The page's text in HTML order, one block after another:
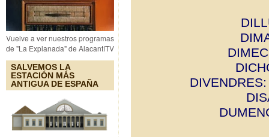
Vuelve a ver nuestros programas
de "La Explanada" de AlacantíTV
SALVEMOS LA
ESTACIÓN MÁS
ANTIGUA DE ESPAÑA